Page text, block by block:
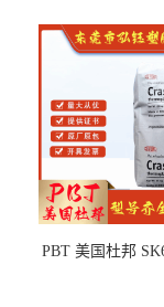
部件
PBT 美国杜邦